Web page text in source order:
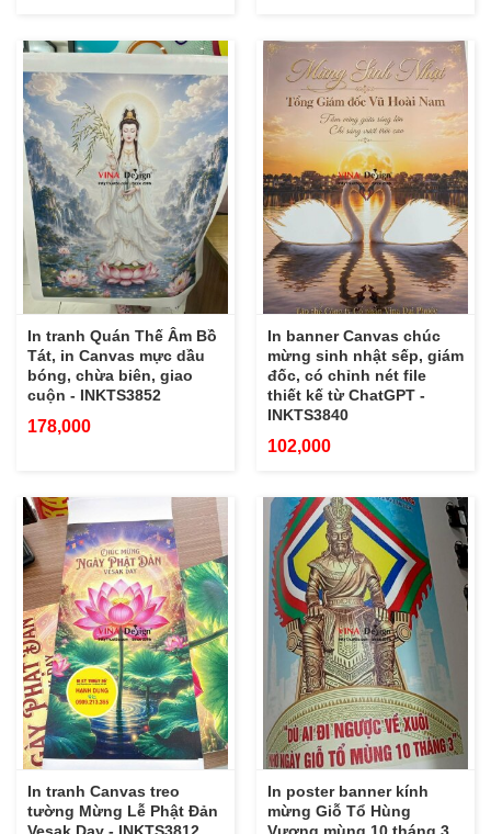
In tranh Quán Thế Âm Bồ
Tát, in Canvas mực dầu
bóng, chừa biên, giao
cuộn - INKTS3852
178,000
In banner Canvas chúc
mừng sinh nhật sếp, giám
đốc, có chỉnh nét file
thiết kế từ ChatGPT -
INKTS3840
102,000
In tranh Canvas treo
tường Mừng Lễ Phật Đản
In poster banner kính
mừng Giỗ Tổ Hùng